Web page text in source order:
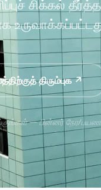
சிக்கல்
திரும்புக ↗
— பின்னர் நேர/